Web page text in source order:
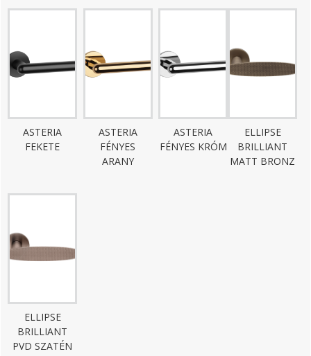
ASTERIA
FEKETE
ASTERIA
FÉNYES
ARANY
ASTERIA
FÉNYES KRÓM
ELLIPSE
BRILLIANT
MATT BRONZ
ELLIPSE
BRILLIANT
PVD SZATÉN